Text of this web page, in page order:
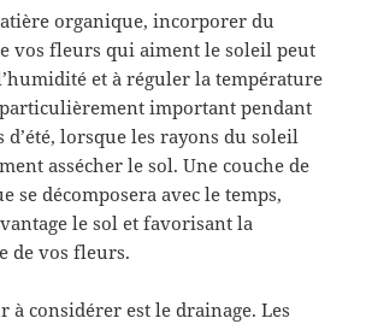
organique, incorporer du
vos fleurs qui aiment le soleil peut
et à réguler la température
particulièrement important pendant
d’été, lorsque les rayons du soleil
assécher le sol. Une couche de
se décomposera avec le temps,
le sol et favorisant la
de vos fleurs.
à considérer est le drainage. Les